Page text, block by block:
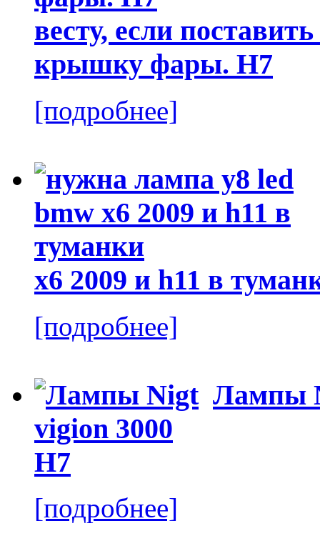
весту, если
крышку фары. H7
[подробнее]
x6 2009 и h11 в
[подробнее]
Лампы
[подробнее]